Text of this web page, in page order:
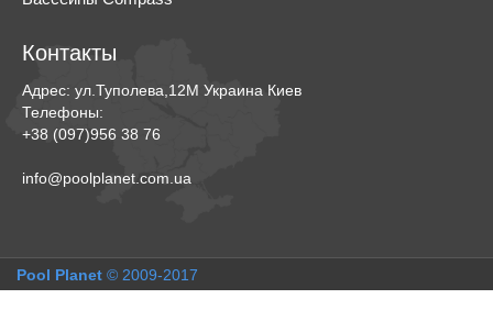
Контакты
Адрес: ул.Туполева,12М Украина Киев
Телефоны:
+38 (097)956 38 76
info@poolplanet.com.ua
Pool Planet © 2009-2017